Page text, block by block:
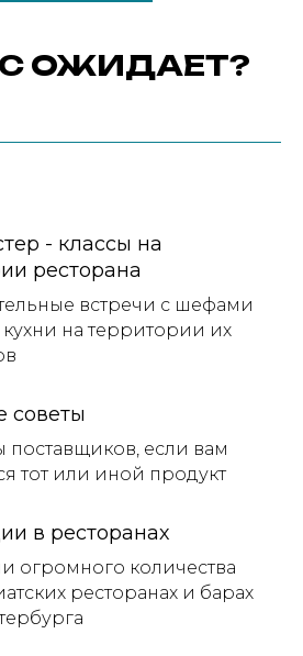
ОЖИДАЕТ?
- классы на
ресторана
встречи с шефами
кухни на территории их
советы
поставщиков, если вам
тот или иной продукт
в ресторанах
огромного количества
ресторанах и барах